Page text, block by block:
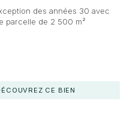
des années 30 avec
parcelle de 2 500 m²
CE BIEN